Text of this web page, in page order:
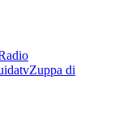
Zuppa di